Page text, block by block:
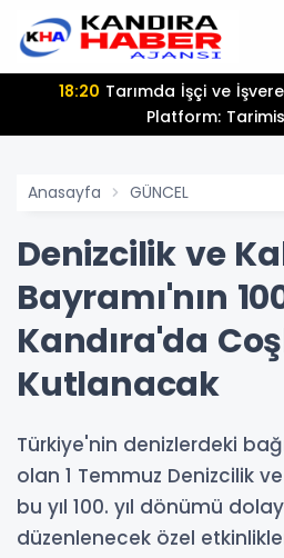
18:20
Platform:
Anasayfa GÜNCEL
Denizcilik ve
Bayramı'nın
Kandıra'da
Kutlanacak
Türkiye'nin denizlerdeki
olan 1 Temmuz Denizcilik
bu yıl 100. yıl dönümü
düzenlenecek özel